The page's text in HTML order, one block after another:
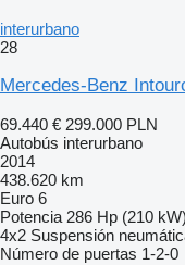
interurbano
28
Mercedes-Benz
69.440 € 299.000 PLN
Autobús interurbano
2014
438.620 km
Euro 6
Potencia 286 Hp (210 kW)
4x2 Suspensión
Número de puertas 1-2-0